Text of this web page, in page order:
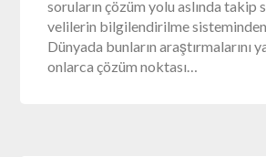
soruların çözüm yolu aslında takip
velilerin bilgilendirilme
Dünyada bunların araştırmalarını
onlarca çözüm noktası…